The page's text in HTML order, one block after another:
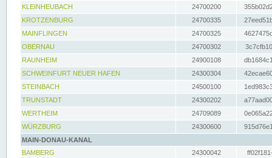
KLEINHEUBACH 24700200
KROTZENBURG
24700335
MAINFLINGEN
24700325
OBERNAU
24700302
RAUNHEIM
24900108
SCHWEINFURT NEUER HAFEN
24300304
STEINBACH
24500100
TRUNSTADT
24300202
WERTHEIM
24709089
WÜRZBURG
24300600
MAIN-DONAU-KANAL
BAMBERG
24300042